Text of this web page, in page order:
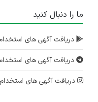
ما را دنبال کنید
دریافت آگهی های
دریافت آگهی های
دریافت آگهی های استخدام